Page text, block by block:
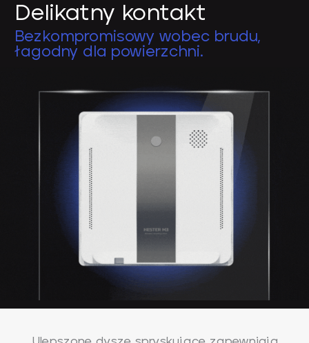
Delikatny kontakt
Bezkompromisowy wobec brudu,
łagodny dla powierzchni.